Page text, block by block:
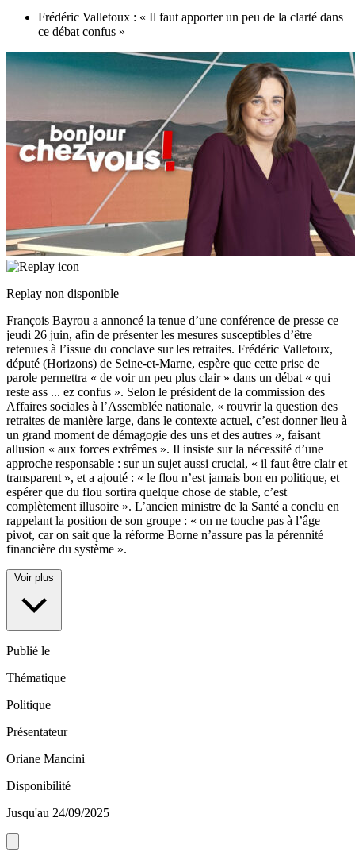
Frédéric Valletoux : « Il faut apporter un peu de la clarté dans
ce débat confus »
Replay non disponible
François Bayrou a annoncé la tenue d’une conférence de presse ce
jeudi 26 juin, afin de présenter les mesures susceptibles d’être
retenues à l’issue du conclave sur les retraites. Frédéric Valletoux,
député (Horizons) de Seine-et-Marne, espère que cette prise de
parole permettra « de voir un peu plus clair » dans un débat « qui
reste ass ... ez confus ». Selon le président de la commission des
Affaires sociales à l’Assemblée nationale, « rouvrir la question des
retraites de manière large, dans le contexte actuel, c’est donner lieu à
un grand moment de démagogie des uns et des autres », faisant
allusion « aux forces extrêmes ». Il insiste sur la nécessité d’une
approche responsable : sur un sujet aussi crucial, « il faut être clair et
transparent », et a ajouté : « le flou n’est jamais bon en politique, et
espérer que du flou sortira quelque chose de stable, c’est
complètement illusoire ». L’ancien ministre de la Santé a conclu en
rappelant la position de son groupe : « on ne touche pas à l’âge
pivot, car on sait que la réforme Borne n’assure pas la pérennité
financière du système ».
Voir plus
Publié le
Thématique
Politique
Présentateur
Oriane Mancini
Disponibilité
Jusqu'au 24/09/2025